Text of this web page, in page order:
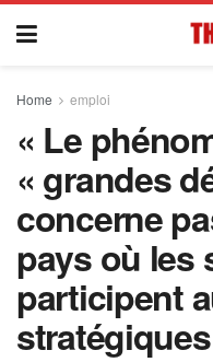
Home emploi
« Le
« grandes
concerne
pays où les
participent